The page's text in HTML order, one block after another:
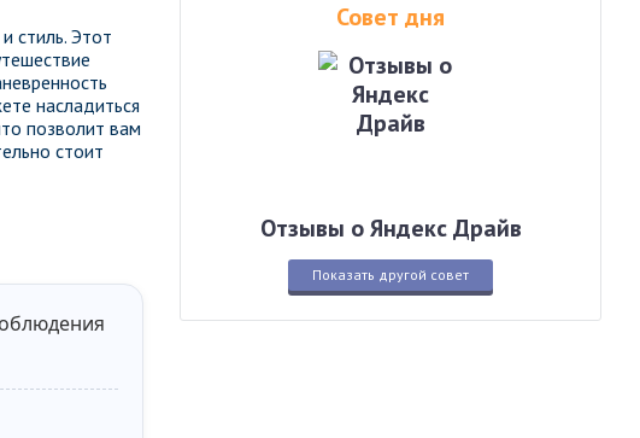
стиль. Этот
насладиться
позволит вам
стоит
Совет дня
Отзывы о Яндекс Драйв
Показать другой совет